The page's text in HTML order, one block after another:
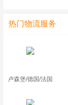
热门物流服务
卢森堡/德国/法国